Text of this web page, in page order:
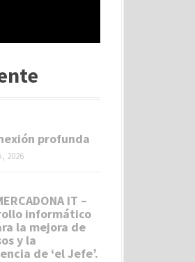
profunda
2026
IT –
informático
la mejora de
y la
de ‘el Jefe’.